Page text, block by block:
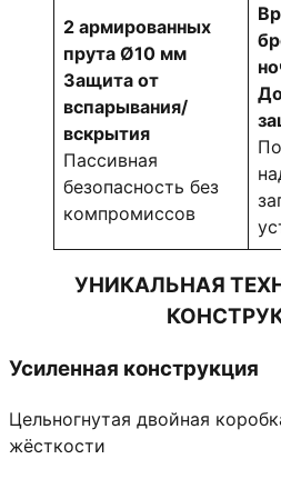
2 армированных
прута Ø10 мм
Защита от
вспарывания/
вскрытия
Пассивная
безопасность без
компромиссов
УНИКАЛЬНАЯ
Усиленная конструкция
Цельногнутая двойная
жёсткости